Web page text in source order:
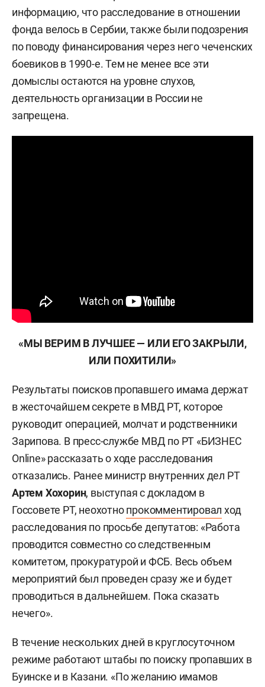
информацию, что расследование в отношении
фонда велось в Сербии, также были подозрения
по поводу финансирования через него чеченских
боевиков в 1990-е. Тем не менее все эти
домыслы остаются на уровне слухов,
деятельность организации в России не
запрещена.
«МЫ ВЕРИМ В ЛУЧШЕЕ — ИЛИ ЕГО ЗАКРЫЛИ,
ИЛИ ПОХИТИЛИ»
Результаты поисков пропавшего имама держат
в жесточайшем секрете в МВД РТ, которое
руководит операцией, молчат и родственники
Зарипова. В пресс-службе МВД по РТ «БИЗНЕС
Online» рассказать о ходе расследования
отказались. Ранее министр внутренних дел РТ
Артем Хохорин, выступая с докладом в
Госсовете РТ, неохотнопрокомментировал ход
расследования по просьбе депутатов: «Работа
проводится совместно со следственным
комитетом, прокуратурой и ФСБ. Весь объем
мероприятий был проведен сразу же и будет
проводиться в дальнейшем. Пока сказать
нечего».
В течение нескольких дней в круглосуточном
режиме работают штабы по поиску пропавших в
Буинске и в Казани. «По желанию имамов